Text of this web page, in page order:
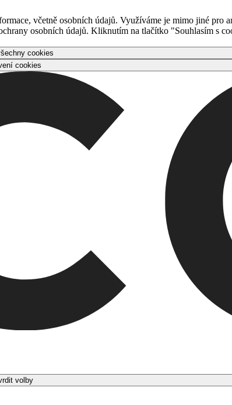
včetně osobních údajů. Využíváme je mimo jiné pro
osobních údajů. Kliknutím na tlačítko "Souhlasím s
cookies
cookies
volby